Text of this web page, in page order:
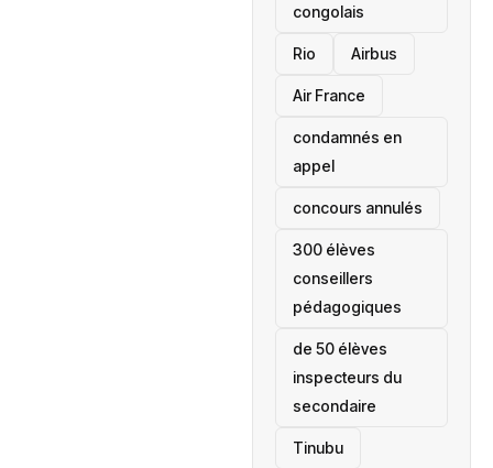
congolais
Rio Airbus
Air France
condamnés en
appel
concours annulés
300 élèves
conseillers
pédagogiques
de 50 élèves
inspecteurs du
secondaire
Tinubu